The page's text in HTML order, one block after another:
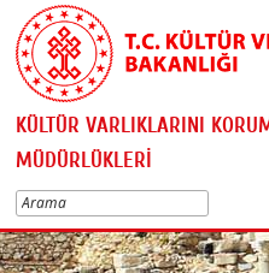
KÜLTÜR VARLIKLARINI
MÜDÜRLÜKLERİ